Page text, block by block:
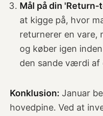
Mål på din
at kigge på, hvor
returnerer en vare,
og køber igen
den sande værdi af
Konklusion: Januar
hovedpine. Ved at